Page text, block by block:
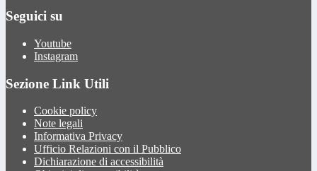
Seguici su
Youtube
Instagram
Sezione Link Utili
Cookie policy
Note legali
Informativa Privacy
Ufficio Relazioni con il Pubblico
Dichiarazione di accessibilità